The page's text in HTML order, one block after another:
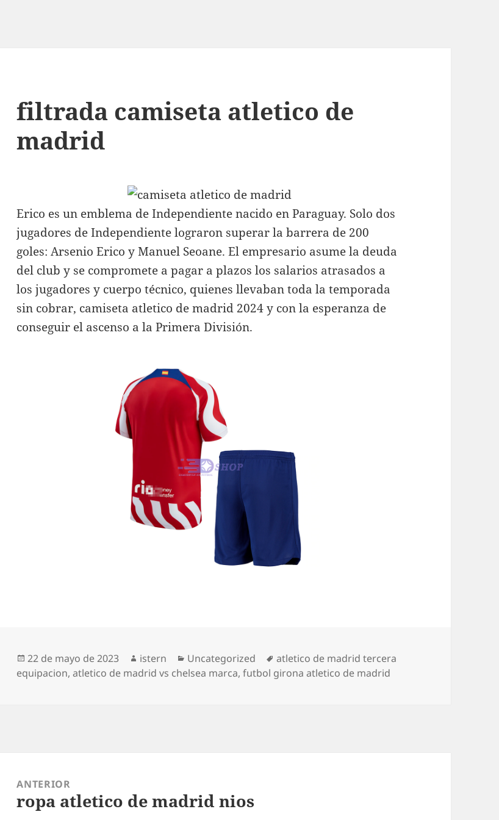
filtrada camiseta atletico de
madrid
Erico es un emblema de Independiente nacido en Paraguay. Solo dos
jugadores de Independiente lograron superar la barrera de 200
goles: Arsenio Erico y Manuel Seoane. El empresario asume la deuda
del club y se compromete a pagar a plazos los salarios atrasados a
los jugadores y cuerpo técnico, quienes llevaban toda la temporada
sin cobrar, camiseta atletico de madrid 2024 y con la esperanza de
conseguir el ascenso a la Primera División.
Publicado
el
22 de mayo de 2023 Autor
istern Categorías
Uncategorized Etiquetas
atletico de madrid tercera
equipacion,atletico de madrid vs chelsea marca,futbol girona atletico de madrid
ANTERIOR
Entrada
ropa atletico de madrid nios